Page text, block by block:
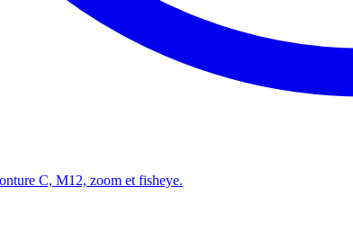
C, M12, zoom et fisheye.